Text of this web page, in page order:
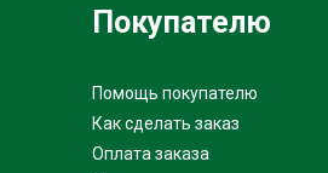
Покупателю
Помощь покупателю
Как сделать заказ
Оплата заказа